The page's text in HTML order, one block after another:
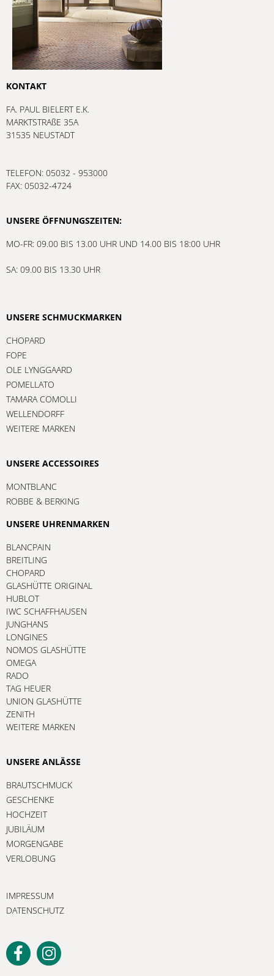
KONTAKT
FA. PAUL BIELERT E.K.
MARKTSTRAßE 35A
31535 NEUSTADT
TELEFON: 05032 - 953000
FAX: 05032-4724
UNSERE ÖFFNUNGSZEITEN:
MO-FR: 09.00 BIS 13.00 UHR UND 14.00 BIS 18:00 UHR
SA: 09.00 BIS 13.30 UHR
UNSERE SCHMUCKMARKEN
CHOPARD
FOPE
OLE LYNGGAARD
POMELLATO
TAMARA COMOLLI
WELLENDORFF
WEITERE MARKEN
UNSERE ACCESSOIRES
MONTBLANC
ROBBE & BERKING
UNSERE UHRENMARKEN
BLANCPAIN
BREITLING
CHOPARD
GLASHÜTTE ORIGINAL
HUBLOT
IWC SCHAFFHAUSEN
JUNGHANS
LONGINES
NOMOS GLASHÜTTE
OMEGA
RADO
TAG HEUER
UNION GLASHÜTTE
ZENITH
WEITERE MARKEN
UNSERE ANLÄSSE
BRAUTSCHMUCK
GESCHENKE
HOCHZEIT
JUBILÄUM
MORGENGABE
VERLOBUNG
IMPRESSUM
DATENSCHUTZ